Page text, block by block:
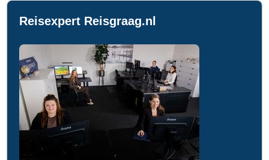
Reisexpert Reisgraag.nl